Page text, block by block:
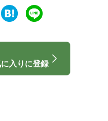
入りに登録